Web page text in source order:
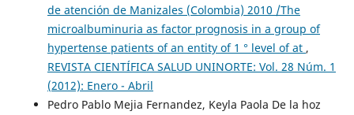
de atención de Manizales (Colombia) 2010 /The
microalbuminuria as factor prognosis in a group of
hypertense patients of an entity of 1 ° level of at ,
REVISTA CIENTÍFICA SALUD UNINORTE: Vol. 28 Núm. 1
(2012): Enero - Abril
Pedro Pablo Mejia Fernandez, Keyla Paola De la hoz